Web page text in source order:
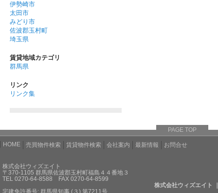
伊勢崎市
太田市
みどり市
佐波郡玉村町
埼玉県
賃貸地域カテゴリ
群馬県
リンク
リンク集
PAGE TOP
HOME 売買物件検索 賃貸物件検索 会社案内 最新情報 お問合せ
株式会社ウィズエイト
〒370-1105 群馬県佐波郡玉村町福島４４番地３
TEL 0270-64-8588 FAX 0270-64-8599
株式会社ウィズエイト
宅建免許番号: 群馬県知事 (３) 第7211号